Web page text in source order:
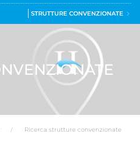
STRUTTURE CONVENZIONATE
Ricerca strutture convenzionate